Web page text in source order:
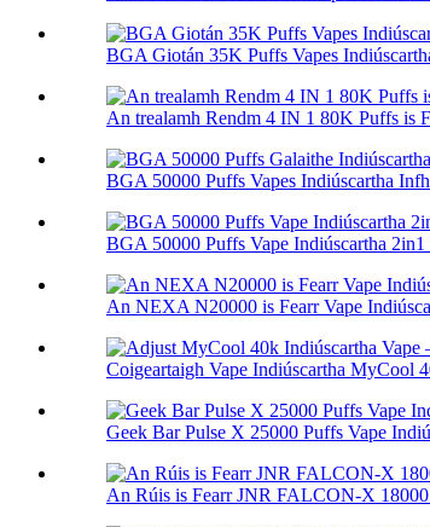
BGA Giotán 35K Puffs Vapes
An trealamh Rendm 4 IN 1 80K Puffs is
BGA 50000 Puffs Vapes Indiúscartha
BGA 50000 Puffs Vape Indiúscartha
An NEXA N20000 is Fearr Vape
Coigeartaigh Vape Indiúscartha MyCool
Geek Bar Pulse X 25000 Puffs Vape
An Rúis is Fearr JNR FALCON-X 18000